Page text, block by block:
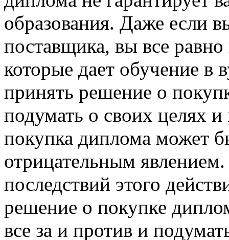
образования. Даже если
поставщика, вы все
которые дает обучение в
принять решение о
подумать о своих целях
покупка диплома может
отрицательным
последствий этого
решение о покупке
все за и против и